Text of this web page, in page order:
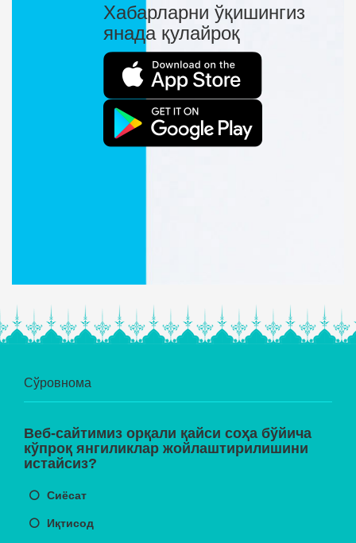
Хабарларни ўқишингиз
янада қулайроқ
Сўровнома
Веб-сайтимиз орқали қайси соҳа бўйича
кўпроқ янгиликлар жойлаштирилишини
истайсиз?
Сиёсат
Иқтисод